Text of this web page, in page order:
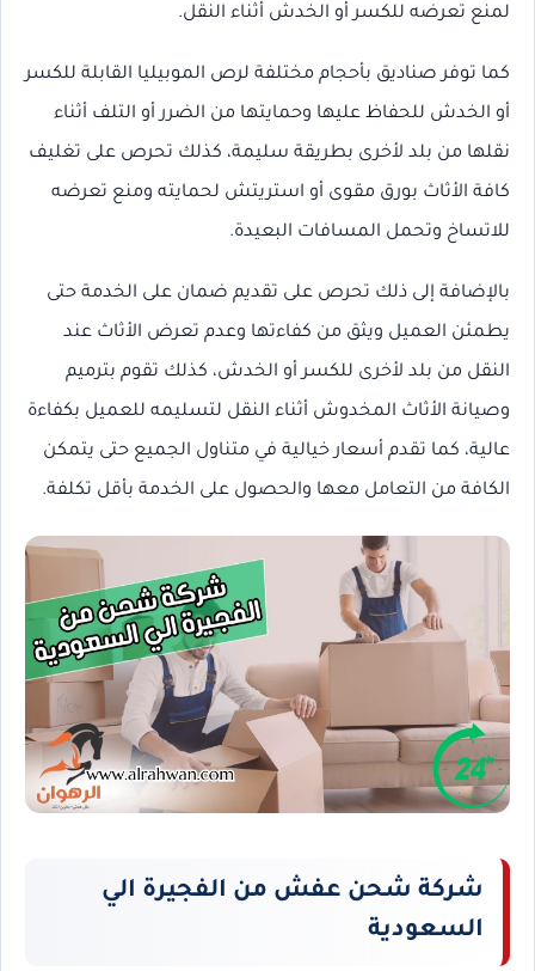
لمنع تعرضه للكسر أو الخدش أثناء النقل.
كما توفر صناديق بأحجام مختلفة لرص الموبيليا القابلة للكسر
أو الخدش للحفاظ عليها وحمايتها من الضرر أو التلف أثناء
نقلها من بلد لأخرى بطريقة سليمة، كذلك تحرص على تغليف
كافة الأثاث بورق مقوى أو استريتش لحمايته ومنع تعرضه
للاتساخ وتحمل المسافات البعيدة.
بالإضافة إلى ذلك تحرص على تقديم ضمان على الخدمة حتى
يطمئن العميل ويثق من كفاءتها وعدم تعرض الأثاث عند
النقل من بلد لأخرى للكسر أو الخدش، كذلك تقوم بترميم
وصيانة الأثاث المخدوش أثناء النقل لتسليمه للعميل بكفاءة
عالية، كما تقدم أسعار خيالية في متناول الجميع حتى يتمكن
الكافة من التعامل معها والحصول على الخدمة بأقل تكلفة.
شركة شحن عفش من الفجيرة الي
السعودية